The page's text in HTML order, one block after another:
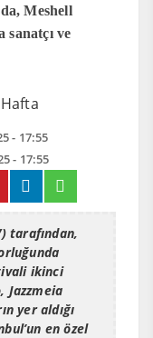
Meshell
sanatçı ve
- 17:55
- 17:55
tarafından,
ikinci
Jazzmeia
yer aldığı
en özel